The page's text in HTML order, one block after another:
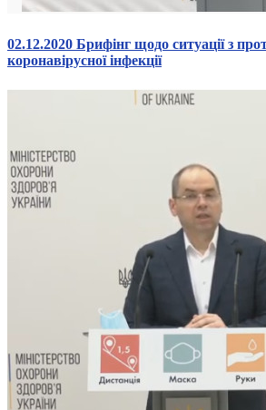
02.12.2020 Брифінг щодо ситуації з
коронавірусної інфекції